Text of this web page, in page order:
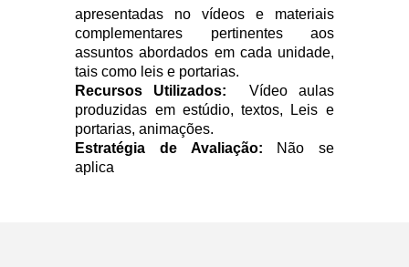
apresentadas no vídeos e materiais
complementares pertinentes aos
assuntos abordados em cada unidade,
tais como leis e portarias.
Recursos Utilizados: Vídeo aulas
produzidas em estúdio, textos, Leis e
portarias, animações.
Estratégia de Avaliação:
Não se
aplica